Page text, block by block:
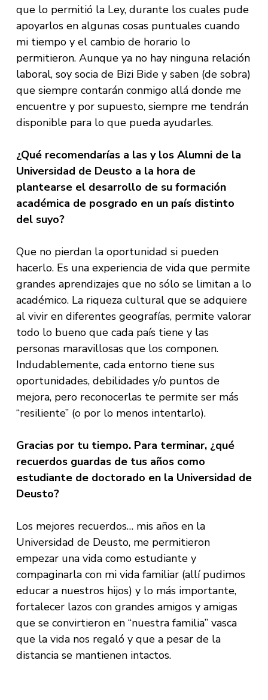
que lo permitió la Ley, durante los cuales pude
apoyarlos en algunas cosas puntuales cuando
mi tiempo y el cambio de horario lo
permitieron. Aunque ya no hay ninguna relación
laboral, soy socia de Bizi Bide y saben (de sobra)
que siempre contarán conmigo allá donde me
encuentre y por supuesto, siempre me tendrán
disponible para lo que pueda ayudarles.
¿Qué recomendarías a las y los Alumni de la
Universidad de Deusto a la hora de
plantearse el desarrollo de su formación
académica de posgrado en un país distinto
del suyo?
Que no pierdan la oportunidad si pueden
hacerlo. Es una experiencia de vida que permite
grandes aprendizajes que no sólo se limitan a lo
académico. La riqueza cultural que se adquiere
al vivir en diferentes geografías, permite valorar
todo lo bueno que cada país tiene y las
personas maravillosas que los componen.
Indudablemente, cada entorno tiene sus
oportunidades, debilidades y/o puntos de
mejora, pero reconocerlas te permite ser más
“resiliente” (o por lo menos intentarlo).
Gracias por tu tiempo. Para terminar, ¿qué
recuerdos guardas de tus años como
estudiante de doctorado en la Universidad de
Deusto?
Los mejores recuerdos… mis años en la
Universidad de Deusto, me permitieron
empezar una vida como estudiante y
compaginarla con mi vida familiar (allí pudimos
educar a nuestros hijos) y lo más importante,
fortalecer lazos con grandes amigos y amigas
que se convirtieron en “nuestra familia” vasca
que la vida nos regaló y que a pesar de la
distancia se mantienen intactos.